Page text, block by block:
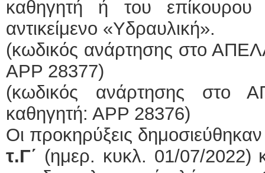
καθηγητή ή του
αντικείμενο «Υδραυλική».
(κωδικός ανάρτησης στο
ΑΡΡ 28377)
(κωδικός ανάρτησης στο
καθηγητή: ΑΡΡ 28376)
Οι προκηρύξεις
τ.Γ΄ (ημερ. κυκλ. 01/07/2022)